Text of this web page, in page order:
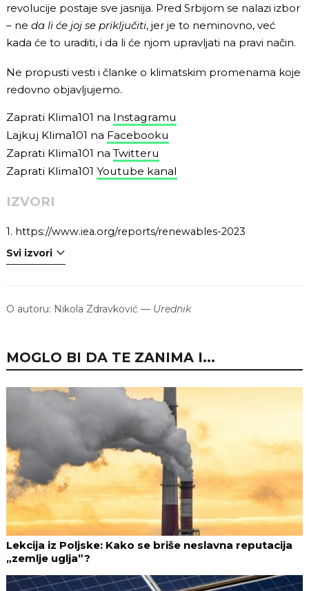
revolucije postaje sve jasnija. Pred Srbijom se nalazi izbor
– ne da li će joj se priključiti, jer je to neminovno, već
kada će to uraditi, i da li će njom upravljati na pravi način.
Ne propusti vesti i članke o klimatskim promenama koje
redovno objavljujemo.
Zaprati Klima101 na Instagramu
Lajkuj Klima101 na Facebooku
Zaprati Klima101 na Twitteru
Zaprati Klima101 Youtube kanal
IZVORI
1. https://www.iea.org/reports/renewables-2023
Svi izvori
O autoru: Nikola Zdravković — Urednik
MOGLO BI DA TE ZANIMA I...
Lekcija iz Poljske: Kako se briše neslavna reputacija
„zemlje uglja”?